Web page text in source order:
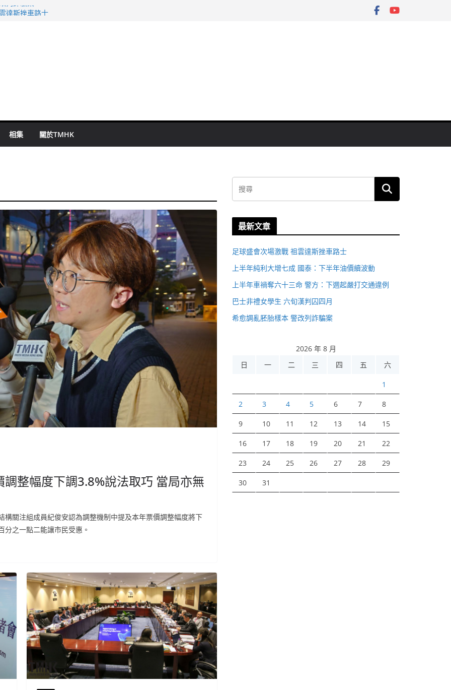
列詐騙案
相集 關於TMHK
整幅度下調3.8%說法取巧 當局亦無
關注組成員紀俊安認為調整機制中提及本年票價調整幅度將下
之一點二能讓市民受惠。
最新文章
足球盛會次場激戰 祖雲達斯挫車路士
上半年純利大增七成 國泰：下半年油價續波動
上半年車禍奪六十三命 警方：下週起嚴打交通違例
巴士非禮女學生 六旬漢判囚四月
希愈調亂胚胎樣本 警改列詐騙案
2026 年 8 月
日
一 二 三 四 五 六
1
2 3 4 5 6 7 8
9 10 11 12 13 14 15
16 17 18 19 20 21 22
23 24 25 26 27 28 29
30 31